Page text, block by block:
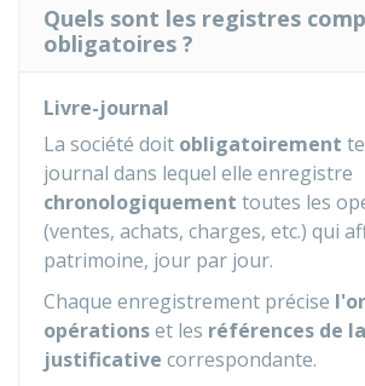
Quels sont les registres
obligatoires ?
Livre-journal
La société doit obligatoirement
journal dans lequel elle enregistre
chronologiquement toutes les
(ventes, achats, charges, etc.) qui
patrimoine, jour par jour.
Chaque enregistrement précise
opérationset les références de
justificative correspondante.